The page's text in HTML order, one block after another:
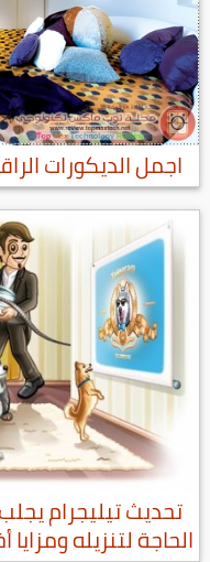
اجمل الديكورات
تحديث تيليجرام
الحاجة لتنزيله ومزايا